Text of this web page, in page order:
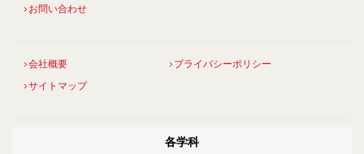
お問い合わせ
会社概要
プライバシーポリシー
サイトマップ
各学科